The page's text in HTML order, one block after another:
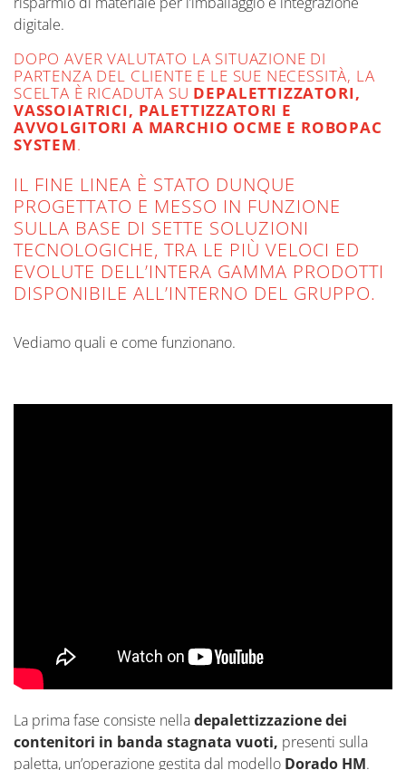
digitale.
DOPO AVER VALUTATO LA SITUAZIONE DI
PARTENZA DEL CLIENTE E LE SUE NECESSITÀ, LA
SCELTA È RICADUTA SU DEPALETTIZZATORI,
VASSOIATRICI, PALETTIZZATORI E
AVVOLGITORI A MARCHIO OCME E ROBOPAC
SYSTEM.
IL FINE LINEA È STATO DUNQUE
PROGETTATO E MESSO IN FUNZIONE
SULLA BASE DI SETTE SOLUZIONI
TECNOLOGICHE, TRA LE PIÙ VELOCI ED
EVOLUTE DELL’INTERA GAMMA PRODOTTI
DISPONIBILE ALL’INTERNO DEL GRUPPO.
Vediamo quali e come funzionano.
La prima fase consiste nelladepalettizzazione dei
contenitori in banda stagnata vuoti, presenti sulla
paletta, un’operazione gestita dal modello Dorado HM.